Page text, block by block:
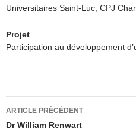
Universitaires Saint-Luc, CPJ
Projet
Participation au développement
Navigation
des
ARTICLE PRÉCÉDENT
Dr William Renwart